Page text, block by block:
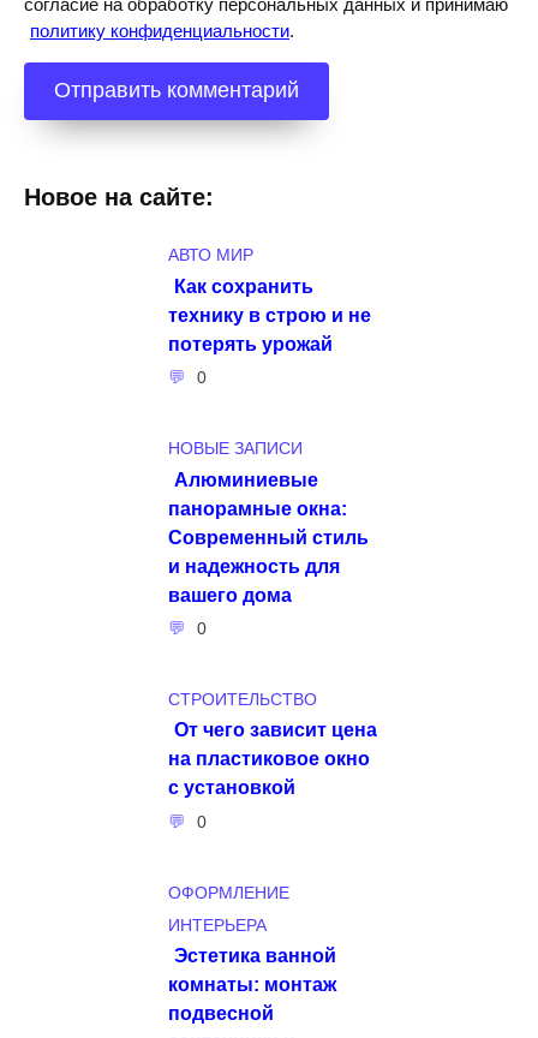
политику конфиденциальности.
Новое на сайте:
АВТО МИР
Как сохранить
технику в строю и не
потерять урожай
0
НОВЫЕ ЗАПИСИ
Алюминиевые
панорамные окна:
Современный стиль
и надежность для
вашего дома
0
СТРОИТЕЛЬСТВО
От чего зависит цена
на пластиковое окно
с установкой
0
ОФОРМЛЕНИЕ
ИНТЕРЬЕРА
Эстетика ванной
комнаты: монтаж
подвесной